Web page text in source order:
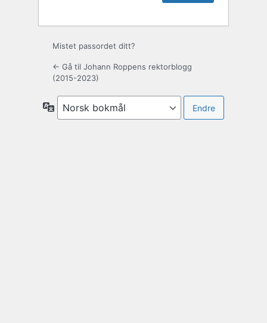
Mistet passordet ditt?
← Gå til Johann Roppens rektorblogg
(2015-2023)
Språk